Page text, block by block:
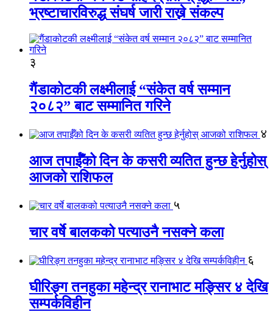
भ्रष्टाचारविरुद्ध संघर्ष जारी राख्ने संकल्प
३
गैंडाकोटकी लक्ष्मीलाई “संकेत वर्ष सम्मान
२०८२” बाट सम्मानित गरिने
४
आज तपाईँको दिन के कसरी व्यतित हुन्छ हेर्नुहोस्
आजको राशिफल
५
चार वर्षे बालकको पत्याउनै नसक्ने कला
६
घीरिङ्ग तनहुका महेन्द्र रानाभाट मङ्सिर ४ देखि
सम्पर्कविहीन